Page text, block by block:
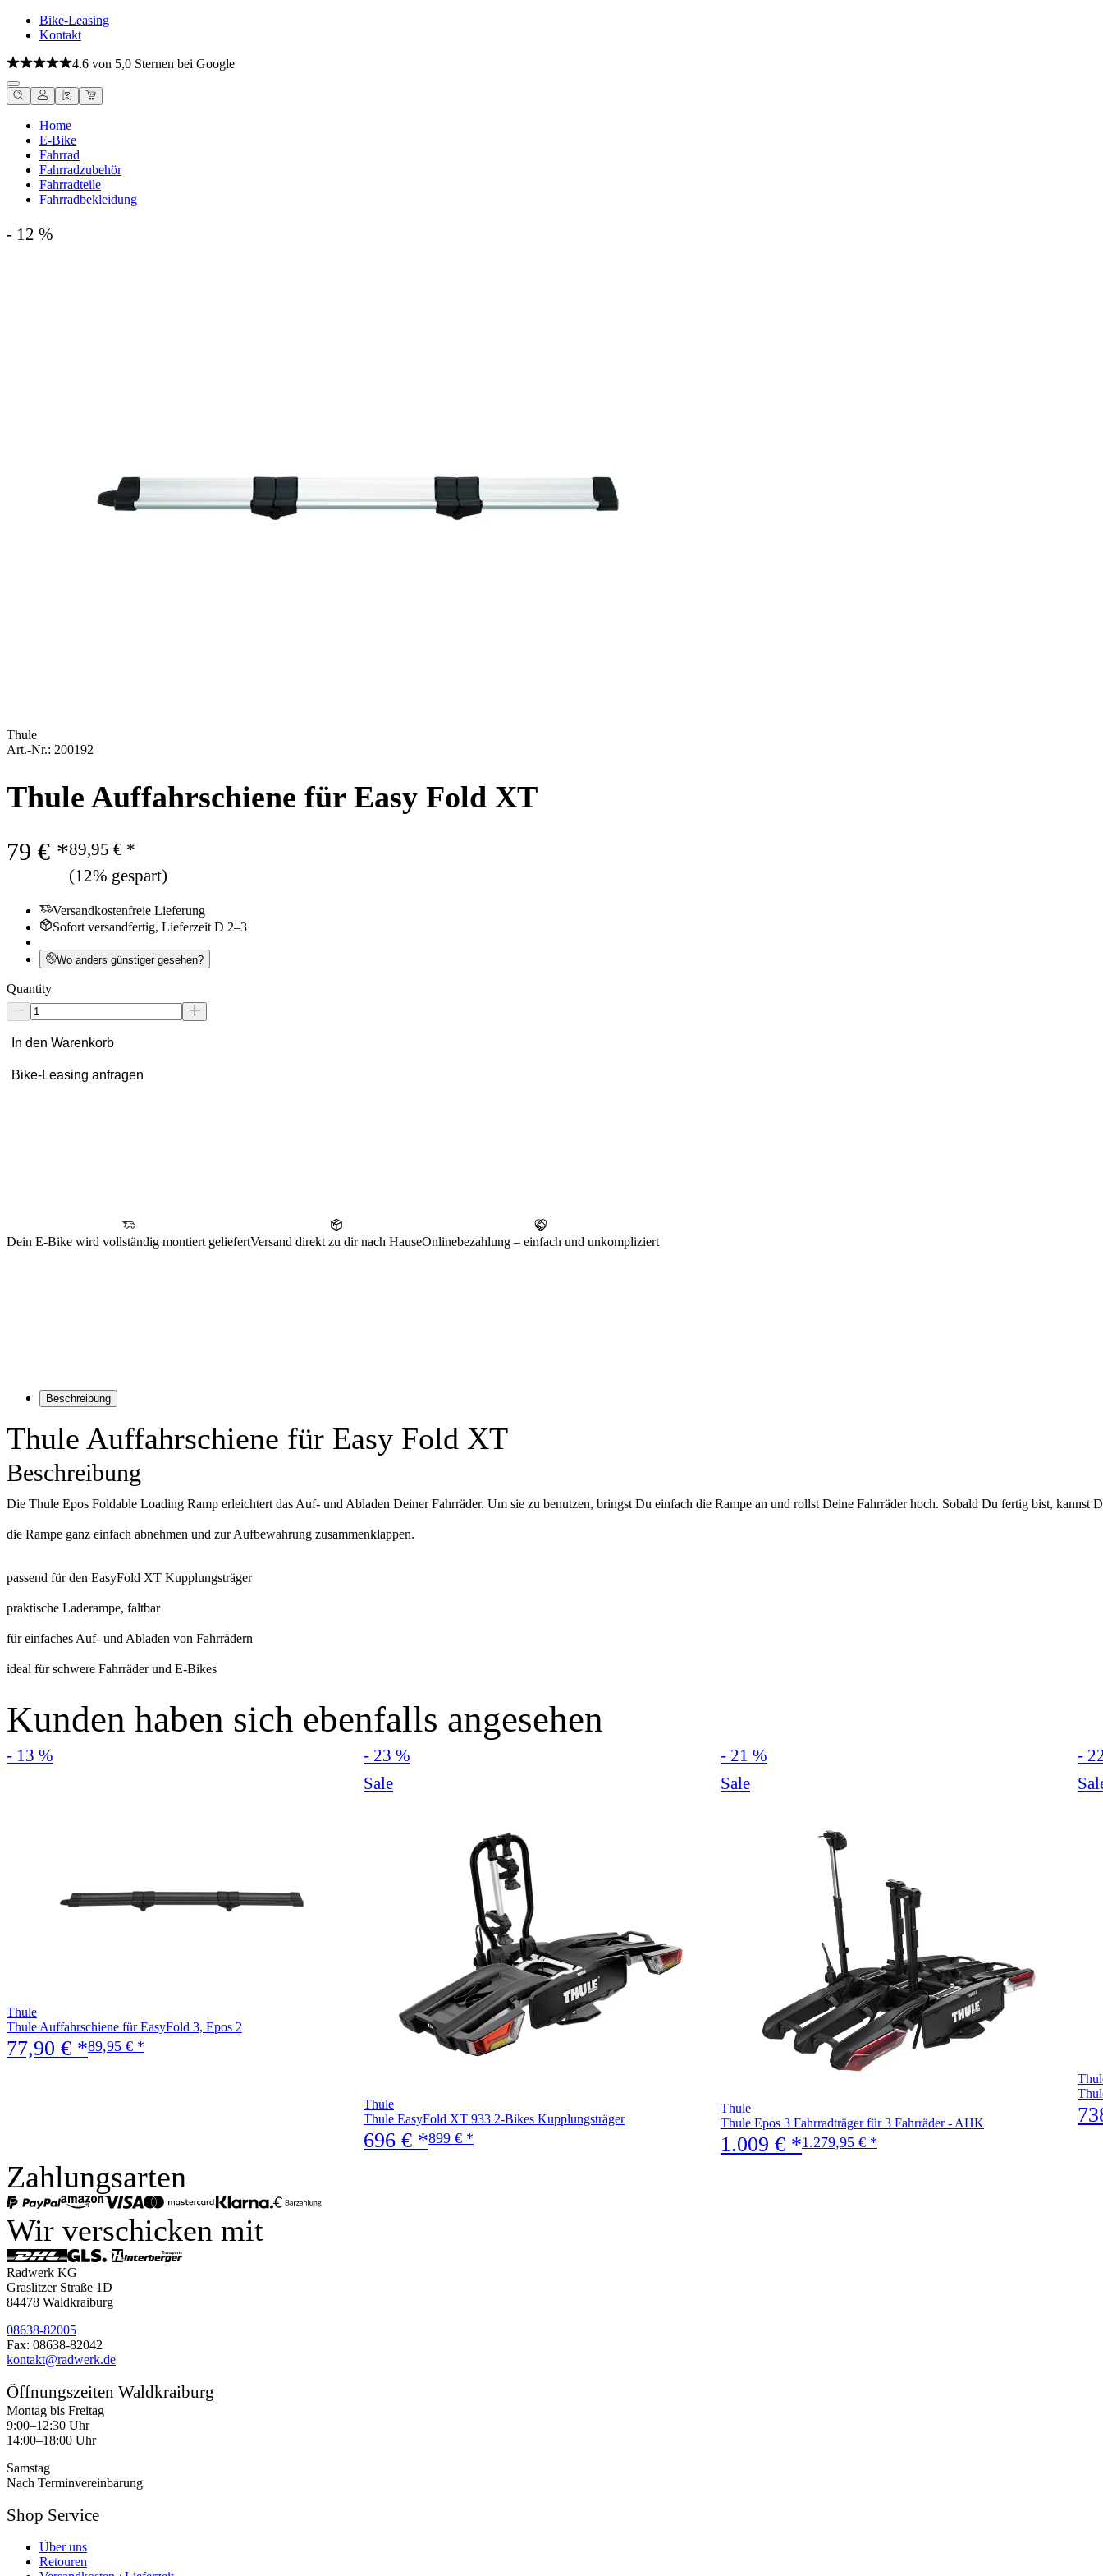
Bike-Leasing
Kontakt
4.6 von 5,0 Sternen bei Google
Home
E-Bike
Fahrrad
Fahrradzubehör
Fahrradteile
Fahrradbekleidung
- 12 %
Thule
Art.-Nr.: 200192
Thule Auffahrschiene für Easy Fold XT
79 € *89,95 € *
(12% gespart)
Versandkostenfreie Lieferung
Sofort versandfertig, Lieferzeit D 2–3
Wo anders günstiger gesehen?
Quantity
In den Warenkorb
Bike-Leasing anfragen
Dein E-Bike wird vollständig montiert geliefertVersand direkt zu dir nach HauseOnlinebezahlung – einfach und unkompliziert
Beschreibung
Thule Auffahrschiene für Easy Fold XT
Beschreibung
Die Thule Epos Foldable Loading Ramp erleichtert das Auf- und Abladen Deiner Fahrräder. Um sie zu benutzen, bringst Du einfach die Rampe an und rollst Deine Fahrräder hoch. Sobald Du fertig bist, kannst
die Rampe ganz einfach abnehmen und zur Aufbewahrung zusammenklappen.
passend für den EasyFold XT Kupplungsträger
praktische Laderampe, faltbar
für einfaches Auf- und Abladen von Fahrrädern
ideal für schwere Fahrräder und E-Bikes
Kunden haben sich ebenfalls angesehen
- 13 %
Thule
Thule Auffahrschiene für EasyFold 3, Epos 2
77,90 € *89,95 € *
- 23 %
Sale
Thule
Thule EasyFold XT 933 2-Bikes Kupplungsträger
696 € *899 € *
- 21 %
Sale
Thule
Thule Epos 3 Fahrradträger für 3 Fahrräder - AHK
1.009 € *1.279,95 € *
-
Zahlungsarten
Wir verschicken mit
Radwerk KG
Graslitzer Straße 1D
84478 Waldkraiburg
08638-82005
Fax: 08638-82042
kontakt@radwerk.de
Öffnungszeiten Waldkraiburg
Montag bis Freitag
9:00–12:30 Uhr
14:00–18:00 Uhr
Samstag
Nach Terminvereinbarung
Shop Service
Über uns
Retouren